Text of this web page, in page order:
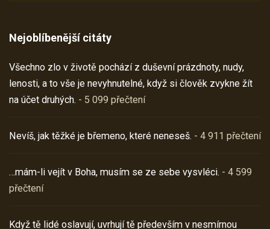
Nejoblíbenější citáty
Všechno zlo v životě pochází z duševní prázdnoty, nudy,
lenosti, a to vše je nevyhnutelné, když si člověk zvykne žít
na účet druhých. - 5 099 přečtení
Nevíš, jak těžké je břemeno, které neneseš. - 4 911 přečtení
…mám-li vejít v Boha, musím se ze sebe vysvléci. - 4 599
přečtení
Když tě lidé oslavují, uvrhují tě především v nesmírnou